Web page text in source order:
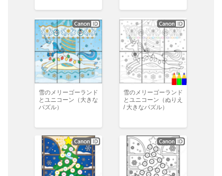
雪のメリーゴーランド
とユニコーン（大きな
パズル）
雪のメリーゴーランド
とユニコーン（ぬりえ
/ 大きなパズル）